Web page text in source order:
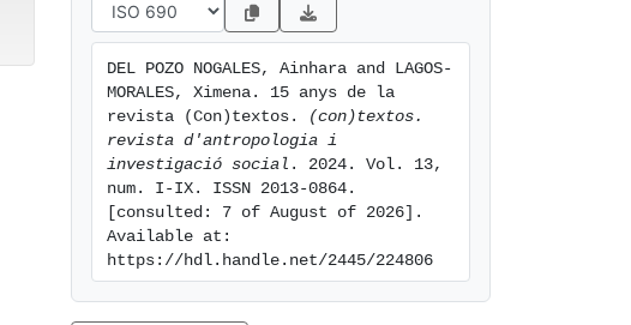
DEL POZO NOGALES, Ainhara and LAGOS-
MORALES, Ximena. 15 anys de la
revista (Con)textos.
(con)textos.
revista d'antropologia i
investigació social . 2024. Vol. 13,
num. I-IX. ISSN 2013-0864.
[consulted: 7 of August of 2026].
Available at:
https://hdl.handle.net/2445/224806